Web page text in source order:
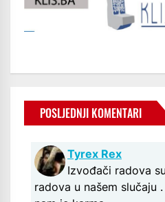
POSLJEDNJI KOMENTARI
Tyrex Rex
Izvođači radova
radova u našem slučaju